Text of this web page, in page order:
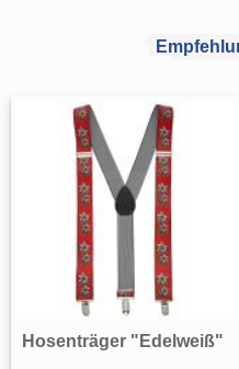
Hosenträger "Edelweiß"